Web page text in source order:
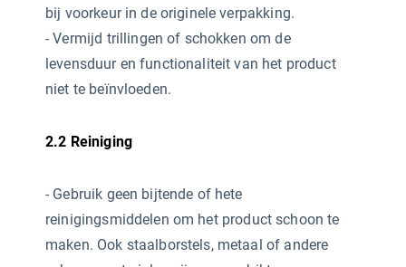
bij voorkeur in de originele verpakking.
- Vermijd trillingen of schokken om de
levensduur en functionaliteit van het product
niet te beïnvloeden.
2.2 Reiniging
- Gebruik geen bijtende of hete
reinigingsmiddelen om het product schoon te
maken. Ook staalborstels, metaal of andere